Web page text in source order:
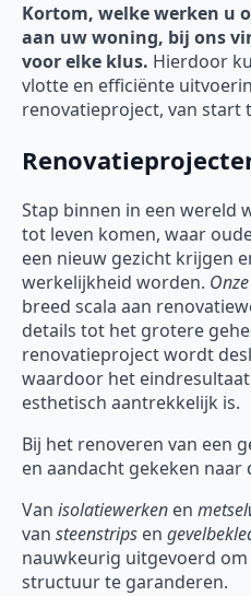
Kortom, welke werken u
aan uw woning, bij ons
voor elke klus. Hierdoor
vlotte en efficiënte
renovatieproject, van start
Stap binnen in een wereld
tot leven komen, waar
een nieuw gezicht krijgen
werkelijkheid worden.
breed scala aan
details tot het grotere
renovatieproject wordt
waardoor het
esthetisch aantrekkelijk is.
Bij het renoveren van een
en aandacht gekeken naar
Van isolatiewerken en
van steenstrips en
nauwkeurig uitgevoerd
structuur te garanderen.